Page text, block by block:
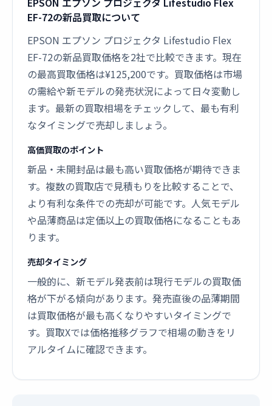
EF-72の新品買取について
EPSON エプソン プロジェクタ Lifestudio Flex
EF-72の新品買取価格を2社で比較できます。現在
の最高買取価格は¥125,200です。買取価格は市場
の需給や新モデルの発売状況によって日々変動し
ます。最新の買取相場をチェックして、最も有利
なタイミングで売却しましょう。
高価買取のポイント
新品・未開封品は最も高い買取価格が期待できま
す。複数の買取店で見積もりを比較することで、
より有利な条件での売却が可能です。人気モデル
や品薄商品は定価以上の買取価格になることもあ
ります。
売却タイミング
一般的に、新モデル発表前は現行モデルの買取価
格が下がる傾向があります。発売直後の品薄期間
は買取価格が最も高くなりやすいタイミングで
す。買取Xでは価格推移グラフで相場の動きをリ
アルタイムに確認できます。